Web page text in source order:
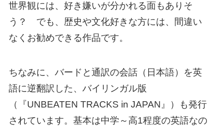
世界観には、好き嫌いが分かれる面もありそ
う？ でも、歴史や文化好きな方には、間違い
なくお勧めできる作品です。
ちなみに、バードと通訳の会話（日本語）を英
語に逆翻訳した、バイリンガル版
（『UNBEATEN TRACKS in JAPAN』）も発行
されています。基本は中学～高1程度の英語なの